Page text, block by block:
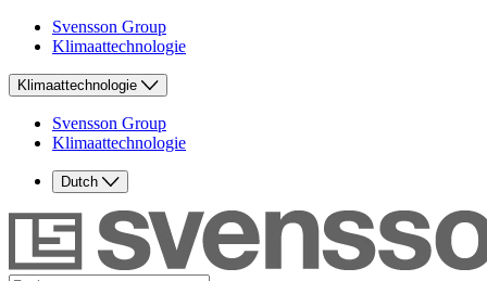
Svensson Group
Klimaattechnologie
Klimaattechnologie
Svensson Group
Klimaattechnologie
Dutch